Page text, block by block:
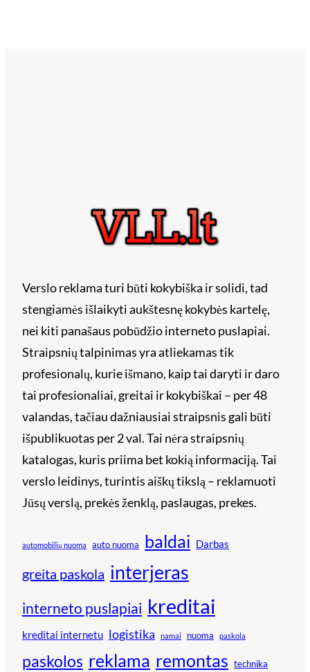
Verslo reklama turi būti kokybiška ir solidi, tad
stengiamės išlaikyti aukštesnę kokybės kartelę,
nei kiti panašaus pobūdžio interneto puslapiai.
Straipsnių talpinimas yra atliekamas tik
profesionalų, kurie išmano, kaip tai daryti ir daro
tai profesionaliai, greitai ir kokybiškai – per 48
valandas, tačiau dažniausiai straipsnis gali būti
išpublikuotas per 2 val. Tai nėra straipsnių
katalogas, kuris priima bet kokią informaciją. Tai
verslo leidinys, turintis aiškų tikslą – reklamuoti
Jūsų verslą, prekės ženklą, paslaugas, prekes.
automobilių nuoma auto nuoma baldai Darbas
greita paskola interjeras
interneto puslapiai kreditai
kreditai internetu logistika namai nuoma paskola
paskolos reklama remontas technika